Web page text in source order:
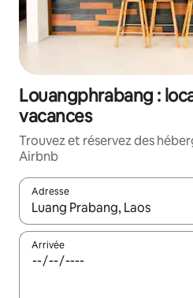
Louangphrabang :
vacances
Trouvez et réservez des
Airbnb
Adresse
Lorsque les résultats
Arrivée